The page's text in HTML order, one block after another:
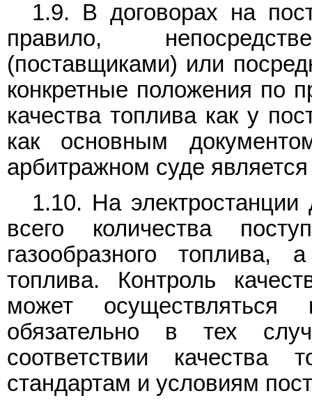
1.9. В договорах на
правило,
(поставщиками) или
конкретные положения по
качества топлива как у
как основным
арбитражном суде является
1.10. На
всего количества
газообразного топлива,
топлива. Контроль
может
обязательно в тех
соответствии качества
стандартам и условиям